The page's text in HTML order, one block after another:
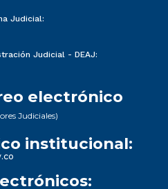
Judicial:
Judicial - DEAJ:
electrónico
Judiciales)
institucional: